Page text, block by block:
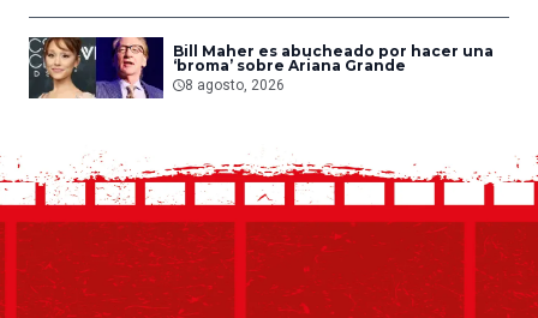
Bill Maher es abucheado por hacer una
‘broma’ sobre Ariana Grande
8 agosto, 2026